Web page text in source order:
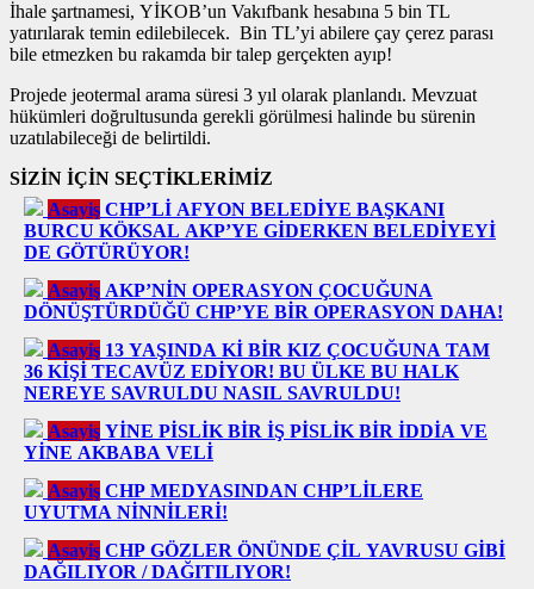
İhale şartnamesi, YİKOB’un Vakıfbank hesabına 5 bin TL
yatırılarak temin edilebilecek. Bin TL’yi abilere çay çerez parası
bile etmezken bu rakamda bir talep gerçekten ayıp!
Projede jeotermal arama süresi 3 yıl olarak planlandı. Mevzuat
hükümleri doğrultusunda gerekli görülmesi halinde bu sürenin
uzatılabileceği de belirtildi.
SİZİN İÇİN SEÇTİKLERİMİZ
Asayiş CHP’Lİ AFYON BELEDİYE BAŞKANI
BURCU KÖKSAL AKP’YE GİDERKEN BELEDİYEYİ
DE GÖTÜRÜYOR!
Asayiş AKP’NİN OPERASYON ÇOCUĞUNA
DÖNÜŞTÜRDÜĞÜ CHP’YE BİR OPERASYON DAHA!
Asayiş 13 YAŞINDA Kİ BİR KIZ ÇOCUĞUNA TAM
36 KİŞİ TECAVÜZ EDİYOR! BU ÜLKE BU HALK
NEREYE SAVRULDU NASIL SAVRULDU!
Asayiş YİNE PİSLİK BİR İŞ PİSLİK BİR İDDİA VE
YİNE AKBABA VELİ
Asayiş CHP MEDYASINDAN CHP’LİLERE
UYUTMA NİNNİLERİ!
Asayiş CHP GÖZLER ÖNÜNDE ÇİL YAVRUSU GİBİ
DAĞILIYOR / DAĞITILIYOR!